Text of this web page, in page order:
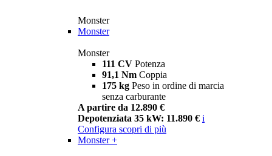
Monster
Monster
Monster
111 CV Potenza
91,1 Nm Coppia
175 kg Peso in ordine di marcia
senza carburante
A partire da 12.890 €
Depotenziata 35 kW: 11.890 € i
Configura scopri di più
Monster +